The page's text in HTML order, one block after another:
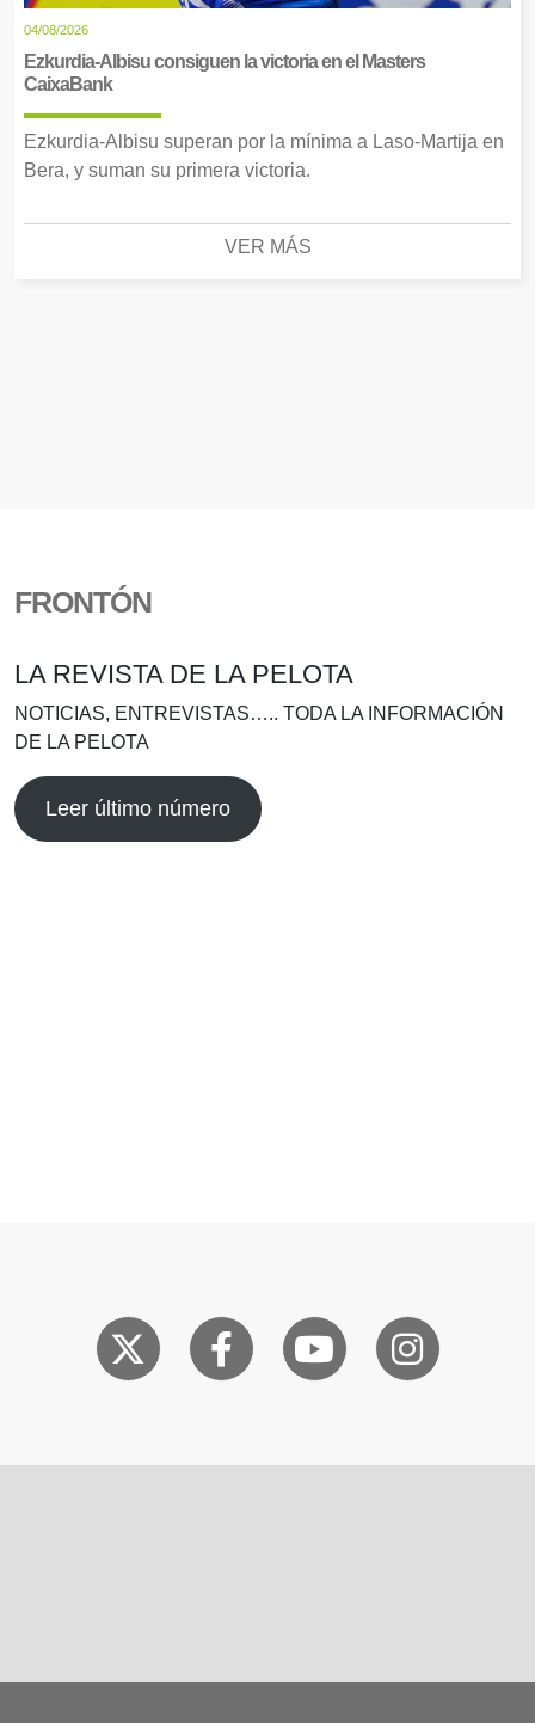
04/08/2026
Ezkurdia-Albisu consiguen la victoria en el Masters
CaixaBank
Ezkurdia-Albisu superan por la mínima a Laso-Martija en
Bera, y suman su primera victoria.
VER MÁS
FRONTÓN
LA REVISTA DE LA PELOTA
NOTICIAS, ENTREVISTAS….. TODA LA INFORMACIÓN
DE LA PELOTA
Leer último número